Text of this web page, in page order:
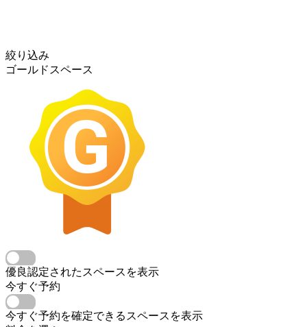
絞り込み
ゴールドスペース
優良認定されたスペースを表示
今すぐ予約
今すぐ予約を確定できるスペースを表示